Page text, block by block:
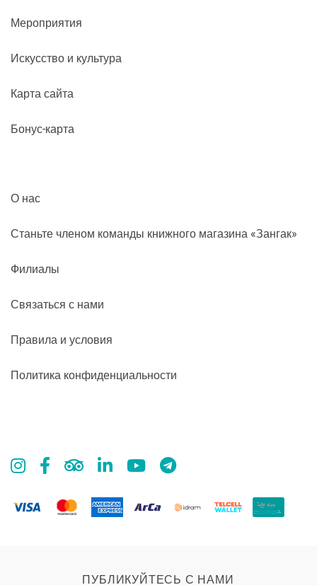
Мероприятия
Искусство и культура
Карта сайта
Бонус-карта
О нас
Станьте членом команды книжного магазина «Зангак»
Филиалы
Связаться с нами
Правила и условия
Политика конфиденциальности
ПУБЛИКУЙТЕСЬ С НАМИ